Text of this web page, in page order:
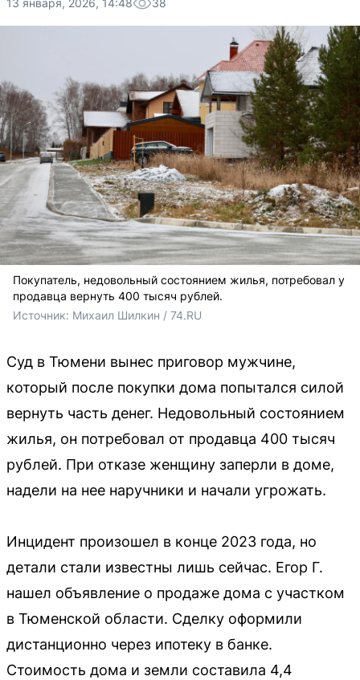
13 января, 2026, 14:48 38
Покупатель, недовольный состоянием жилья, потребовал у
продавца вернуть 400 тысяч рублей.
Источник: Михаил Шилкин / 74.RU
Суд в Тюмени вынес приговор мужчине,
который после покупки дома попытался силой
вернуть часть денег. Недовольный состоянием
жилья, он потребовал от продавца 400 тысяч
рублей. При отказе женщину заперли в доме,
надели на нее наручники и начали угрожать.
Инцидент произошел в конце 2023 года, но
детали стали известны лишь сейчас. Егор Г.
нашел объявление о продаже дома с участком
в Тюменской области. Сделку оформили
дистанционно через ипотеку в банке.
Стоимость дома и земли составила 4,4